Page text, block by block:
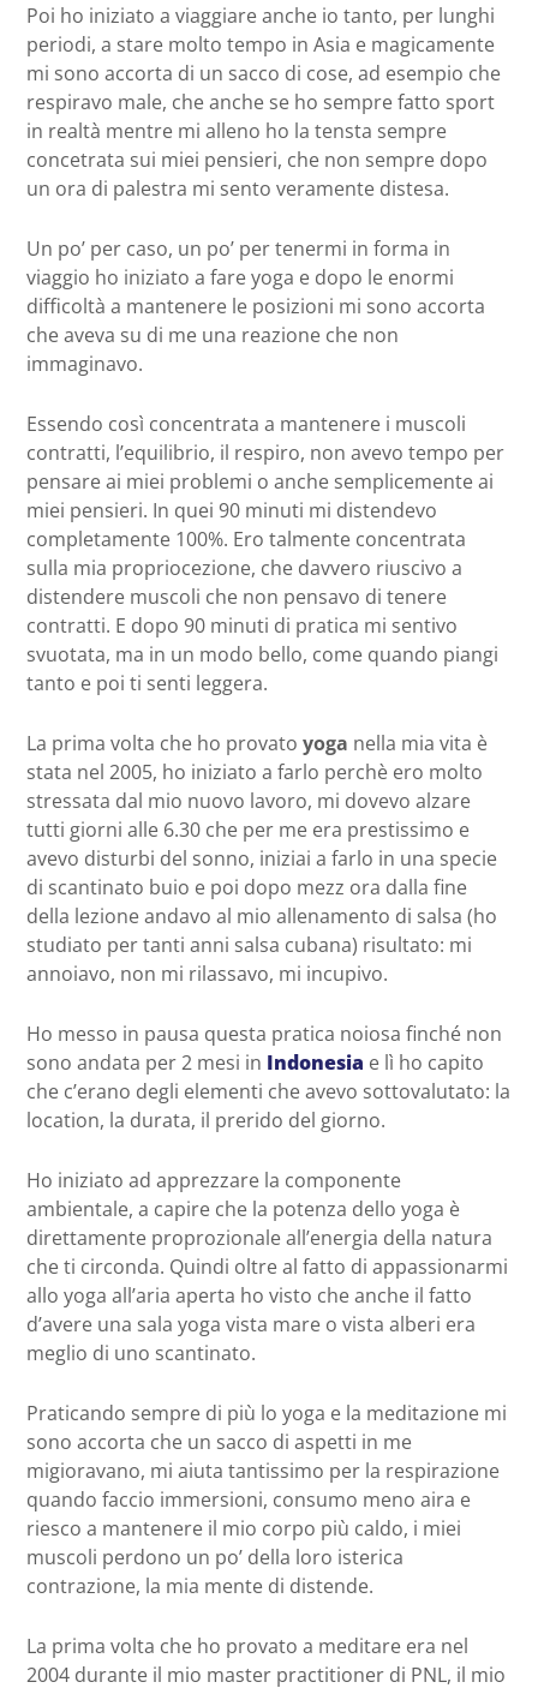
Poi ho iniziato a viaggiare anche io tanto, per lunghi
periodi, a stare molto tempo in Asia e magicamente
mi sono accorta di un sacco di cose, ad esempio che
respiravo male, che anche se ho sempre fatto sport
in realtà mentre mi alleno ho la tensta sempre
concetrata sui miei pensieri, che non sempre dopo
un ora di palestra mi sento veramente distesa.
Un po’ per caso, un po’ per tenermi in forma in
viaggio ho iniziato a fare yoga e dopo le enormi
difficoltà a mantenere le posizioni mi sono accorta
che aveva su di me una reazione che non
immaginavo.
Essendo così concentrata a mantenere i muscoli
contratti, l’equilibrio, il respiro, non avevo tempo per
pensare ai miei problemi o anche semplicemente ai
miei pensieri. In quei 90 minuti mi distendevo
completamente 100%. Ero talmente concentrata
sulla mia propriocezione, che davvero riuscivo a
distendere muscoli che non pensavo di tenere
contratti. E dopo 90 minuti di pratica mi sentivo
svuotata, ma in un modo bello, come quando piangi
tanto e poi ti senti leggera.
La prima volta che ho provato yoga nella mia vita è
stata nel 2005, ho iniziato a farlo perchè ero molto
stressata dal mio nuovo lavoro, mi dovevo alzare
tutti giorni alle 6.30 che per me era prestissimo e
avevo disturbi del sonno, iniziai a farlo in una specie
di scantinato buio e poi dopo mezz ora dalla fine
della lezione andavo al mio allenamento di salsa (ho
studiato per tanti anni salsa cubana) risultato: mi
annoiavo, non mi rilassavo, mi incupivo.
Ho messo in pausa questa pratica noiosa finché non
sono andata per 2 mesi in Indonesia e lì ho capito
che c’erano degli elementi che avevo sottovalutato: la
location, la durata, il prerido del giorno.
Ho iniziato ad apprezzare la componente
ambientale, a capire che la potenza dello yoga è
direttamente proprozionale all’energia della natura
che ti circonda. Quindi oltre al fatto di appassionarmi
allo yoga all’aria aperta ho visto che anche il fatto
d’avere una sala yoga vista mare o vista alberi era
meglio di uno scantinato.
Praticando sempre di più lo yoga e la meditazione mi
sono accorta che un sacco di aspetti in me
migioravano, mi aiuta tantissimo per la respirazione
quando faccio immersioni, consumo meno aira e
riesco a mantenere il mio corpo più caldo, i miei
muscoli perdono un po’ della loro isterica
contrazione, la mia mente di distende.
La prima volta che ho provato a meditare era nel
2004 durante il mio master practitioner di PNL, il mio